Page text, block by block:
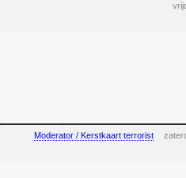
Moderator / Kerstkaart terrorist